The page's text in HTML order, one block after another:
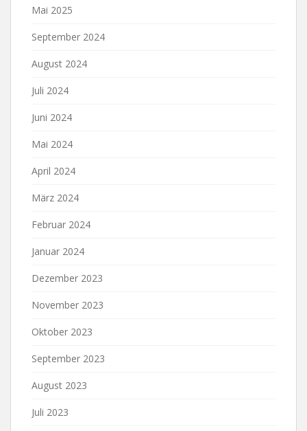
Mai 2025
September 2024
August 2024
Juli 2024
Juni 2024
Mai 2024
April 2024
März 2024
Februar 2024
Januar 2024
Dezember 2023
November 2023
Oktober 2023
September 2023
August 2023
Juli 2023